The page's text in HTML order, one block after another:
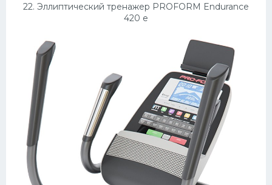
22. Эллиптический тренажер PROFORM Endurance
420 e